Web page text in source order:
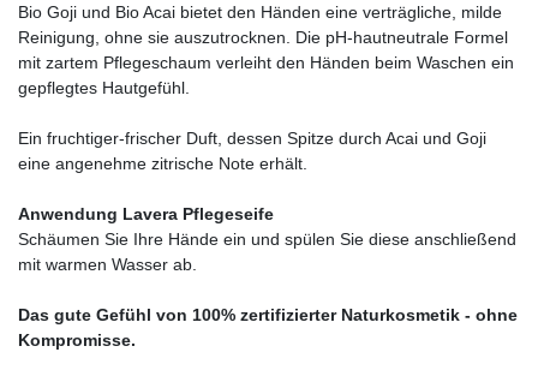
Bio Goji und Bio Acai bietet den Händen eine verträgliche, milde
Reinigung, ohne sie auszutrocknen. Die pH-hautneutrale Formel
mit zartem Pflegeschaum verleiht den Händen beim Waschen ein
gepflegtes Hautgefühl.
Ein fruchtiger-frischer Duft, dessen Spitze durch Acai und Goji
eine angenehme zitrische Note erhält.
Anwendung Lavera Pflegeseife
Schäumen Sie Ihre Hände ein und spülen Sie diese anschließend
mit warmen Wasser ab.
Das gute Gefühl von 100% zertifizierter Naturkosmetik - ohne
Kompromisse.